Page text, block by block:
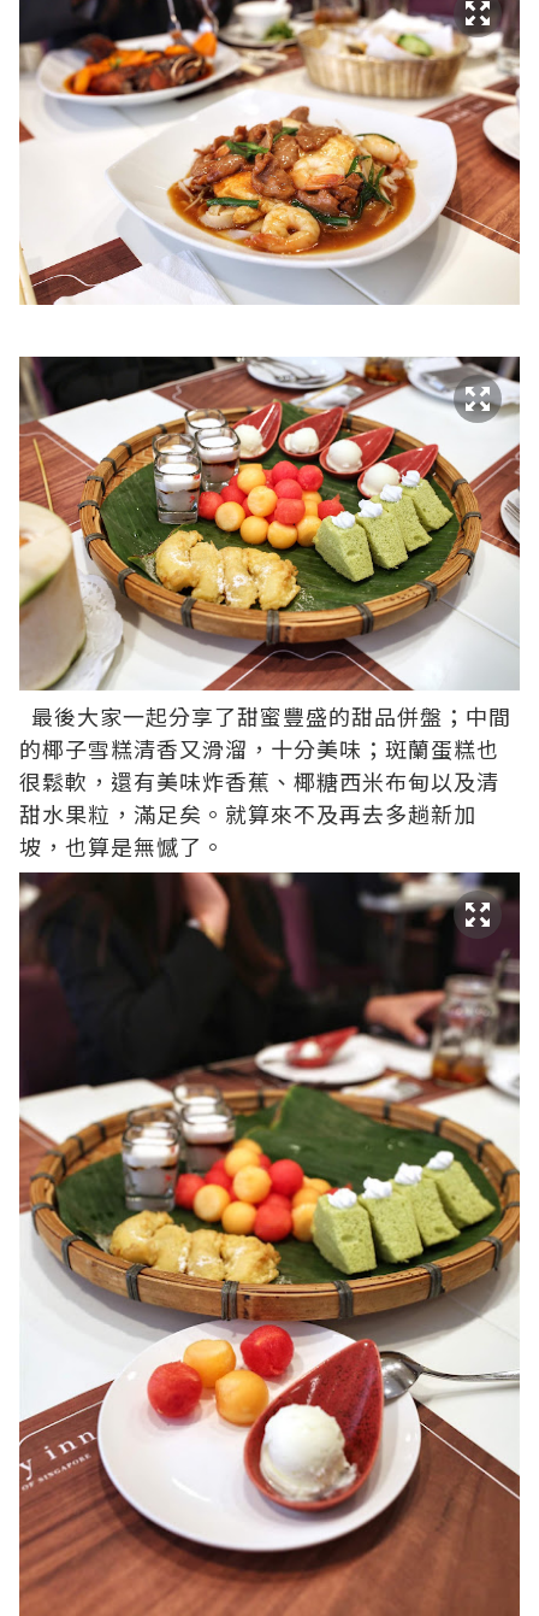
最後大家一起分享了甜蜜豐盛的甜品併盤；中間
的椰子雪糕清香又滑溜，十分美味；斑蘭蛋糕也
很鬆軟，還有美味炸香蕉、椰糖西米布甸以及清
甜水果粒，滿足矣。就算來不及再去多趟新加
坡，也算是無憾了。